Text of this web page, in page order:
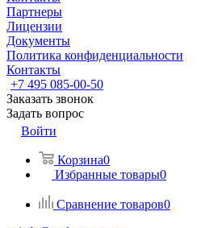
Партнеры
Лицензии
Документы
Политика конфиденциальности
Контакты
+7 495 085-00-50
Заказать звонок
Задать вопрос
Войти
Корзина0
Избранные товары0
Сравнение товаров0